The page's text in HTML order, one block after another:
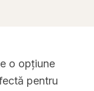
o opțiune
pentru